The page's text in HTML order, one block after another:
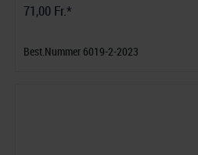
71,00 Fr.*
Best.Nummer 6019-2-2023